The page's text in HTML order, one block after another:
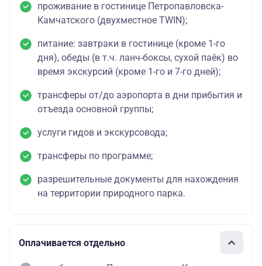
проживание в гостинице Петропавловска-
Камчатского (двухместное TWIN);
питание: завтраки в гостинице (кроме 1-го
дня), обеды (в т.ч. ланч-боксы, сухой паёк) во
время экскурсий (кроме 1-го и 7-го дней);
трансферы от/до аэропорта в дни прибытия и
отъезда основной группы;
услуги гидов и экскурсовода;
трансферы по программе;
разрешительные документы для нахождения
на территории природного парка.
Оплачивается отдельно